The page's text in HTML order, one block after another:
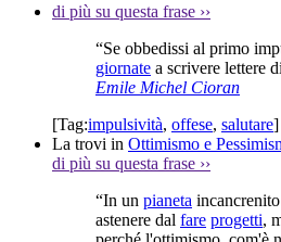
di più su questa frase ››
“Se obbedissi al primo
giornate a scrivere lettere
Emile Michel Cioran
[Tag:impulsività, offese, salutare]
La trovi in Ottimismo e
di più su questa frase ››
“In un pianeta
astenere dal fare progetti,